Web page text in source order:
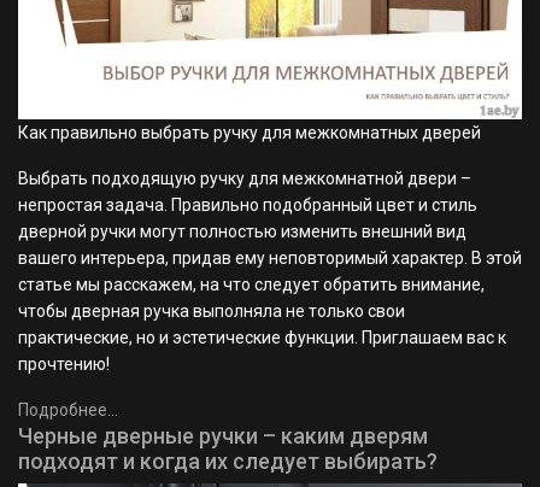
Как правильно выбрать ручку для межкомнатных дверей
Выбрать подходящую ручку для межкомнатной двери –
непростая задача. Правильно подобранный цвет и стиль
дверной ручки могут полностью изменить внешний вид
вашего интерьера, придав ему неповторимый характер. В этой
статье мы расскажем, на что следует обратить внимание,
чтобы дверная ручка выполняла не только свои
практические, но и эстетические функции. Приглашаем вас к
прочтению!
Подробнее...
Черные дверные ручки – каким дверям
подходят и когда их следует выбирать?